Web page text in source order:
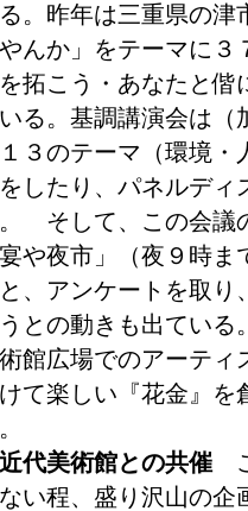
。昨年は三重県の津
んか」をテーマに
を拓こう・あなたと
る。基調講演会は（
３のテーマ（環境・
したり、パネルデ
そして、この会議
や夜市」（夜９時ま
、アンケートを取
との動きも出てい
館広場でのアーティ
て楽しい『花金』
代美術館との共催
い程、盛り沢山の